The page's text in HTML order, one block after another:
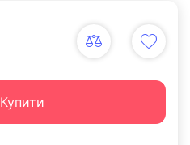
Купити